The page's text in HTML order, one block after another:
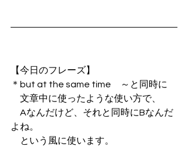
【今日のフレーズ】
＊but at the same time　～と同時に
文章中に使ったような使い方で、
Aなんだけど、それと同時にBなんだ
よね。
という風に使います。